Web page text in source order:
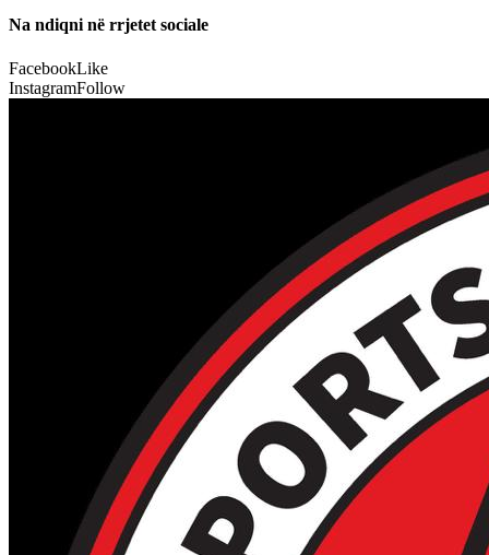
Na ndiqni në rrjetet sociale
FacebookLike
InstagramFollow